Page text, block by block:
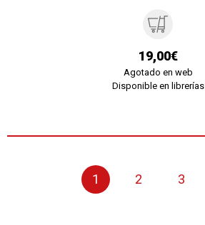
19,00€
Agotado en web
Disponible en librerías
1 2 3